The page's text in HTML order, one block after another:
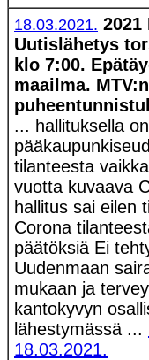
18.03.2021. 2021
Uutislähetys
klo 7:00.
maailma.
... hallituksella
tilanteesta
vuotta kuvaava
hallitus sai eilen
Corona
päätöksiä Ei
Uudenmaan
mukaan ja
kantokyvyn
lähestymässä ...
18.03.2021.